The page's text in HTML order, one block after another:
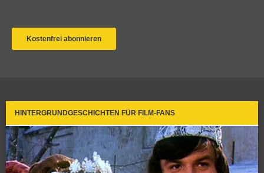
HINTERGRUNDGESCHICHTEN FÜR FILM-FANS